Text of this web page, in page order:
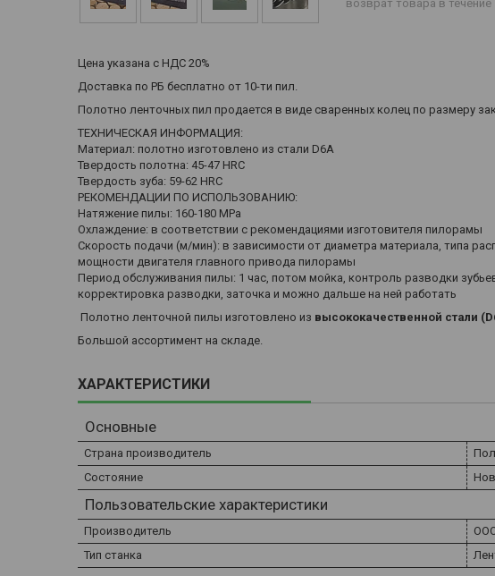
возврат товара в течение
Цена указана с НДС 20%
Доставка по РБ бесплатно от 10-ти пил.
Полотно ленточных пил продается в виде сваренных колец по размеру
ТЕХНИЧЕСКАЯ ИНФОРМАЦИЯ:
Материал: полотно изготовлено из стали D6A
Твердость полотна: 45-47 HRC
Твердость зуба: 59-62 HRC
РЕКОМЕНДАЦИИ ПО ИСПОЛЬЗОВАНИЮ:
Натяжение пилы: 160-180 MPa
Охлаждение: в соответствии с рекомендациями изготовителя пилорамы
Скорость подачи (м/мин): в зависимости от диаметра материала, типа
мощности двигателя главного привода пилорамы
Период обслуживания пилы: 1 час, потом мойка, контроль разводки
корректировка разводки, заточка и можно дальше на ней работать
Полотно ленточной пилы изготовлено из высококачественной стали
Большой ассортимент на складе.
ХАРАКТЕРИСТИКИ
Основные
Страна производитель
Состояние
Пользовательские характеристики
Производитель
Тип станка